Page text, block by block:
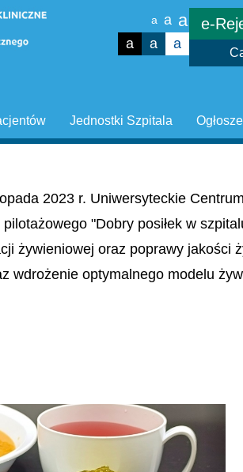
a a a
a a a
e-
Jednostki Szpitala
2023 r. Uniwersyteckie
"Dobry posiłek w
żywieniowej oraz poprawy
wdrożenie optymalnego modelu